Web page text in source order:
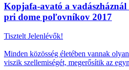
Kopjafa-avató a
pri dome poľovníkov 2017
Tisztelt Jelenlévők!
Minden közösség életében vannak
viszik szellemiségét, megerősítik az